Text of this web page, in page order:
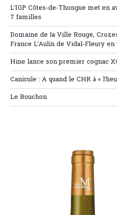
L’IGP Côtes-de-Thongue met en
7 familles
Domaine de la Ville Rouge,
France L’Aulin de Vidal-Fleury
Hine lance son premier cognac
Canicule : A quand le CHR à «
Le Bouchon